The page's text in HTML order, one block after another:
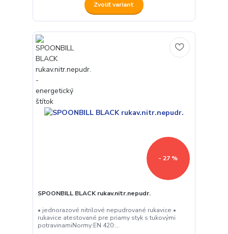
Zvoliť variant
- 27 %
SPOONBILL BLACK rukav.nitr.nepudr.
• jednorazové nitrilové nepudrované rukavice •
rukavice atestované pre priamy styk s tukovými
potravinamiNormy:EN 420:...